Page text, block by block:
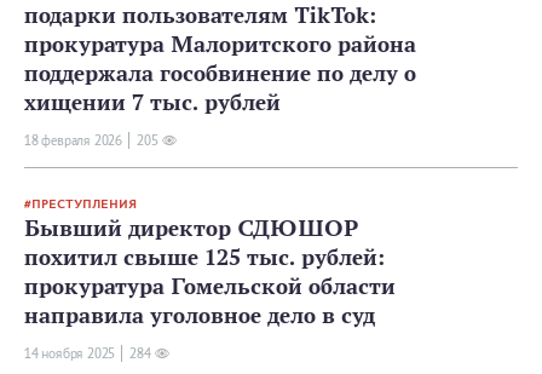
подарки пользователям TikTok:
прокуратура Малоритского района
поддержала гособвинение по делу о
хищении 7 тыс. рублей
18 февраля 2026 205
ПРЕСТУПЛЕНИЯ
Бывший директор СДЮШОР
похитил свыше 125 тыс. рублей:
прокуратура Гомельской области
направила уголовное дело в суд
14 ноября 2025 284